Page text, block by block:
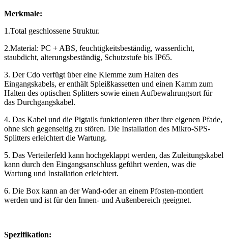
Merkmale:
1.Total geschlossene Struktur.
2.Material: PC + ABS, feuchtigkeitsbeständig, wasserdicht,
staubdicht, alterungsbeständig, Schutzstufe bis IP65.
3. Der Cdo verfügt über eine Klemme zum Halten des
Eingangskabels, er enthält Spleißkassetten und einen Kamm zum
Halten des optischen Splitters sowie einen Aufbewahrungsort für
das Durchgangskabel.
4. Das Kabel und die Pigtails funktionieren über ihre eigenen Pfade,
ohne sich gegenseitig zu stören. Die Installation des Mikro-SPS-
Splitters erleichtert die Wartung.
5. Das Verteilerfeld kann hochgeklappt werden, das Zuleitungskabel
kann durch den Eingangsanschluss geführt werden, was die
Wartung und Installation erleichtert.
6. Die Box kann an der Wand-oder an einem Pfosten-montiert
werden und ist für den Innen- und Außenbereich geeignet.
Spezifikation: